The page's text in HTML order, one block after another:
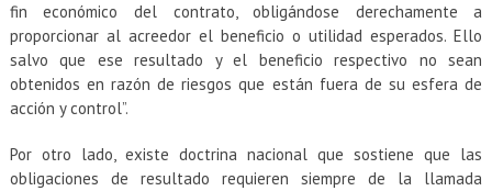
fin económico del contrato, obligándose derechamente a
proporcionar al acreedor el beneficio o utilidad esperados. Ello
salvo que ese resultado y el beneficio respectivo no sean
obtenidos en razón de riesgos que están fuera de su esfera de
acción y control”.
Por otro lado, existe doctrina nacional que sostiene que las
obligaciones de resultado requieren siempre de la llamada